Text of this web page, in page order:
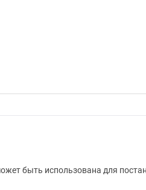
быть использована для